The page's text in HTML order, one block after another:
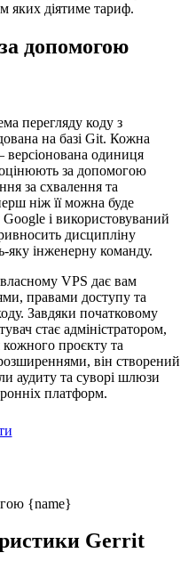
яких діятиме тариф.
допомогою
перегляду коду з
на базі Git. Кожна
версіонована одиниця
за допомогою
за схвалення та
ніж її можна буде
і використовуваний
дисципліну
яку інженерну команду.
VPS дає вам
правами доступу та
Завдяки початковому
стає адміністратором,
проєкту та
він створений
аудиту та суворі шлюзи
платформ.
Gerrit